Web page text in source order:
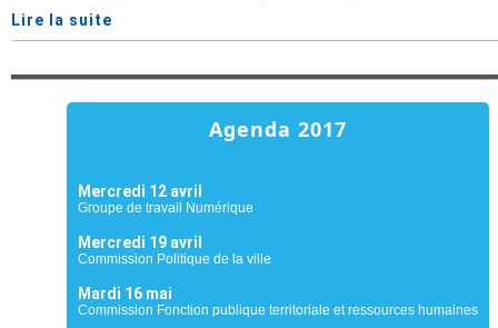
Lire la suite
Agenda 2017
Mercredi 12 avril
Groupe de travail Numérique
Mercredi 19 avril
Commission Politique de la ville
Mardi 16 mai
Commission Fonction publique territoriale et ressources humaines